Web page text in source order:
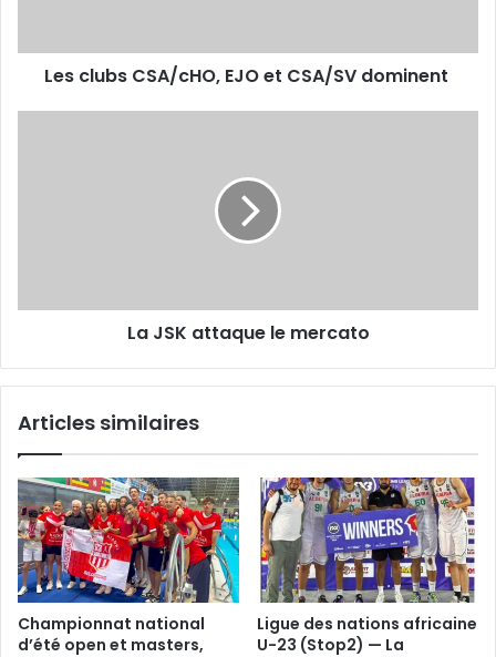
Les clubs CSA/cHO, EJO et CSA/SV dominent
La JSK attaque le mercato
Articles similaires
Championnat national
d’été open et masters,
Ligue des nations africaine
U-23 (Stop2) — La